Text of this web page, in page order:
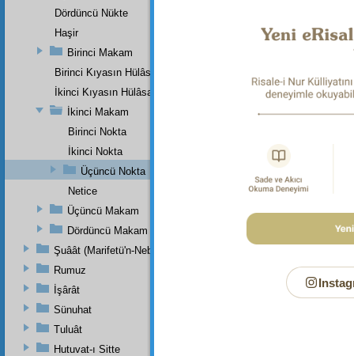
"En
16:60.
Bu
Dördüncü Nükte
Haşir
Birinci Makam
Birinci Kıyasın Hülâsası
İkinci Kıyasın Hülâsası
İkinci Makam
Birinci Nokta
İkinci Nokta
Üçüncü Nokta
Netice
Üçüncü Makam
Dördüncü Makam
Şuâât (Marifetü'n-Nebi)
Rumuz
İşârât
Sünuhat
Tuluât
Hutuvat-ı Sitte